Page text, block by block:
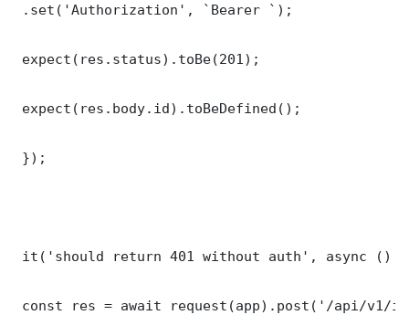
.set('Authorization', `Bearer `);
expect(res.status).toBe(201);
expect(res.body.id).toBeDefined();
});
it('should return 401 without auth', async ()
const res = await request(app).post('/api/v1/